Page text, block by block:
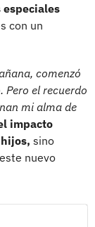
con un
comenzó
Pero el recuerdo
mi alma de
impacto
sino
nuevo